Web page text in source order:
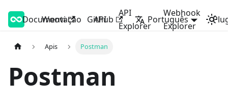
Woovi Developers
Documentação API
API
Explorer
Webhook
Explorer
Woovi Github Português
Apis Postman
Postman